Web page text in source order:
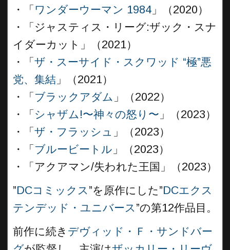
・「 ワンダーウーマン 1984 」（2020）
・「ジャスティス・リーグ:ザック・スナ
イダーカット」（2021）
・「 ザ・スーサイド・スクワッド “極”悪
党、集結 」（2021）
・「 ブラックアダム 」（2022）
・「 シャザム!〜神々の怒り〜 」（2023）
・「 ザ・フラッシュ 」（2023）
・「 ブルービートル 」（2023）
・「アクアマン/失われた王国」（2023）
”DCコミックス”を原作にした”DCエクス
テンデッド・ユニバース”の第12作品目。
前作に続き デヴィッド・Ｆ・サンドバー